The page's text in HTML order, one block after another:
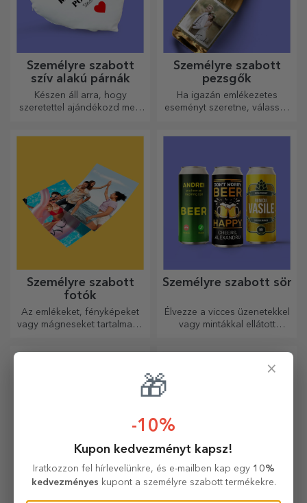
Személyre szabott
szív alakú párnák
Készen áll arra, hogy
szeretettel ajándékozd meg
Személyre szabott
pezsgők
Ha igazán emlékezetes
eseményt szeretne, válassza
Személyre szabott
fotók
Az emlékeket, fényképeket
vagy mágneseket tartalmazó
Személyre szabott sör
Élvezze a vicces üzenetekkel
vagy mintákkal ellátott
Fa ajándékdobozok Személyre szabott
×
🎁
-10%
Kupon kedvezményt kapsz!
Iratkozzon fel hírlevelünkre, és e-mailben kap egy 10%
kedvezményes kupont a személyre szabott termékekre.